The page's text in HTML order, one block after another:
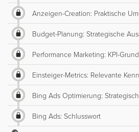
Anzeigen-Creation: Praktische
Budget-Planung: Strategische
Performance Marketing: KPI-
Einsteiger-Metrics: Relevante
Bing Ads Optimierung:
Bing Ads: Schlusswort